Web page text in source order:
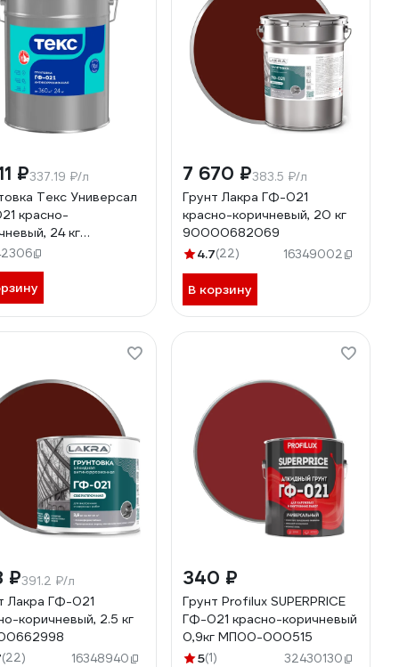
₽337.19 ₽/л
Текс Универсал
красно-
24 кг
7 670 ₽383.5 ₽/л
Грунт Лакра ГФ-021
красно-коричневый, 20 кг
90000682069
4.7(22) 16349002
В корзину
₽391.2 ₽/л
Лакра ГФ-021
коричневый, 2.5 кг
(22) 16348940
340 ₽
Грунт Profilux SUPERPRICE
ГФ-021 красно-коричневый
0,9кг МП00-000515
5(1) 32430130